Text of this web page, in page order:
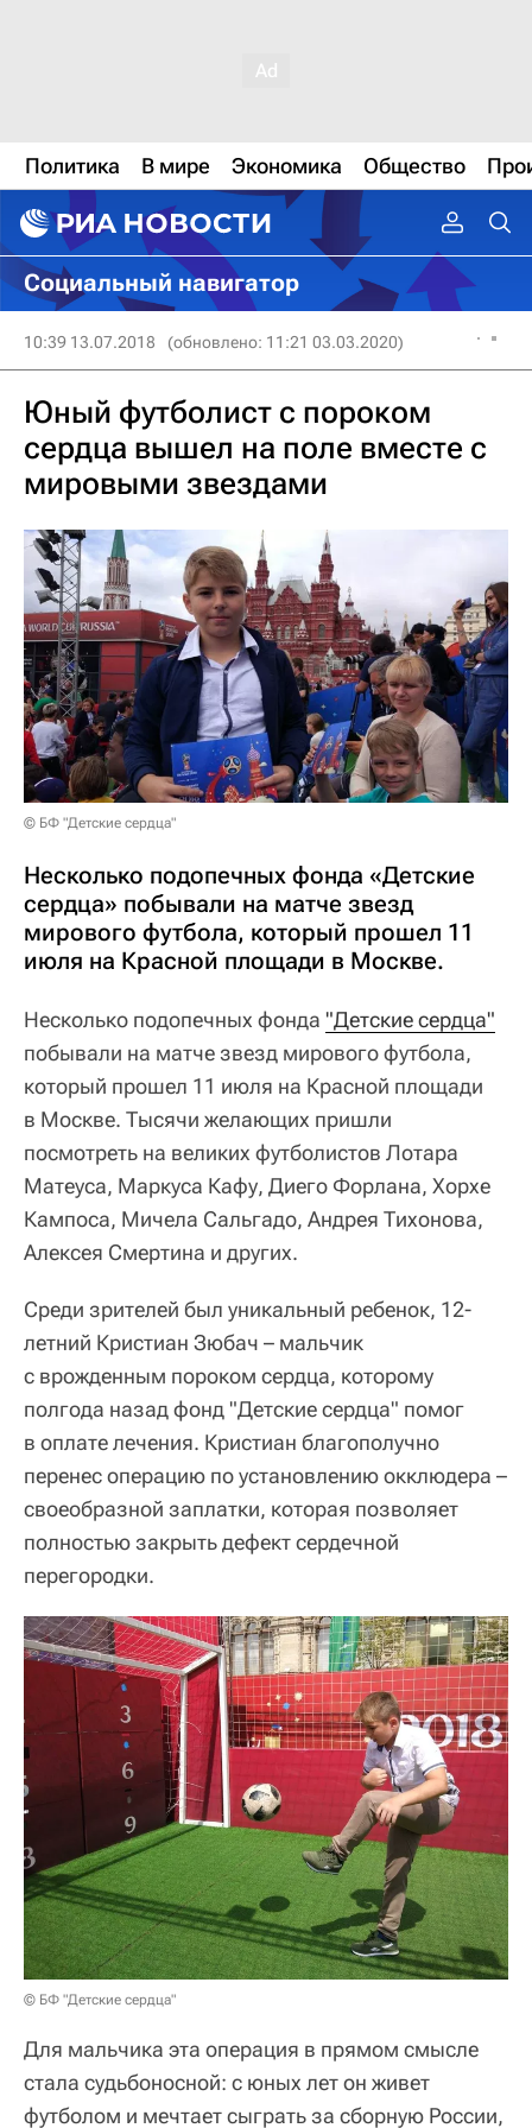
Политика В мире Экономика Общество
Социальный навигатор
10:39 13.07.2018 (обновлено: 11:21 03.03.2020)
Юный футболист с пороком
сердца вышел на поле вместе с
мировыми звездами
© БФ "Детские сердца"
Несколько подопечных фонда «Детские
сердца» побывали на матче звезд
мирового футбола, который прошел 11
июля на Красной площади в Москве.
Несколько подопечных фонда "Детские сердца"
побывали на матче звезд мирового футбола,
который прошел 11 июля на Красной площади
в Москве. Тысячи желающих пришли
посмотреть на великих футболистов Лотара
Матеуса, Маркуса Кафу, Диего Форлана, Хорхе
Кампоса, Мичела Сальгадо, Андрея Тихонова,
Алексея Смертина и других.
Среди зрителей был уникальный ребенок, 12-
летний Кристиан Зюбач – мальчик
с врожденным пороком сердца, которому
полгода назад фонд "Детские сердца" помог
в оплате лечения. Кристиан благополучно
перенес операцию по установлению окклюдера –
своеобразной заплатки, которая позволяет
полностью закрыть дефект сердечной
перегородки.
© БФ "Детские сердца"
Для мальчика эта операция в прямом смысле
стала судьбоносной: с юных лет он живет
футболом и мечтает сыграть за сборную России,